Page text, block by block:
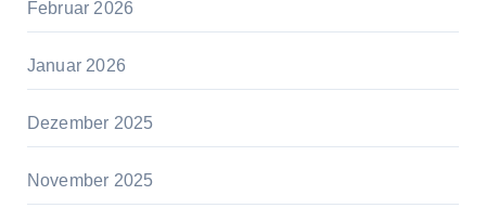
Februar 2026
Januar 2026
Dezember 2025
November 2025